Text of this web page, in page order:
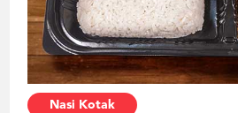
Nasi Kotak